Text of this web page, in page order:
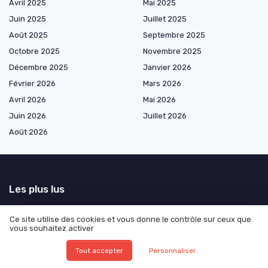
Avril 2025
Mai 2025
Juin 2025
Juillet 2025
Août 2025
Septembre 2025
Octobre 2025
Novembre 2025
Décembre 2025
Janvier 2026
Février 2026
Mars 2026
Avril 2026
Mai 2026
Juin 2026
Juillet 2026
Août 2026
Les plus lus
La stratégie marketing de Red Bull : une approche audacieuse
Comment utiliser le texte en gras sur LinkedIn pour renforcer l'impact
de vos communications
Ce site utilise des cookies et vous donne le contrôle sur ceux que
vous souhaitez activer
Tout accepter Personnaliser